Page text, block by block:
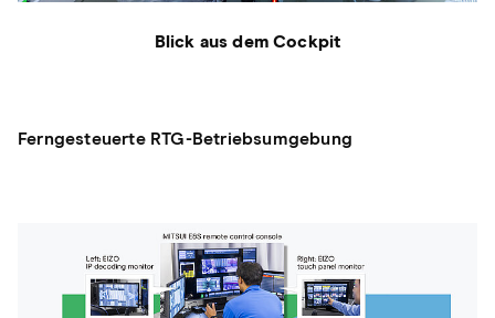
Blick aus dem Cockpit
Ferngesteuerte RTG-Betriebsumgebung